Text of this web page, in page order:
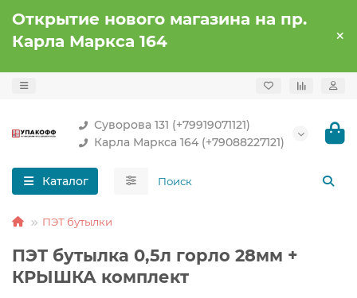
Открытие нового магазина на пр.
Карла Маркса 164
Суворова 131 (+79919071121)
Карла Маркса 164 (+79088227121)
Каталог
ПЭТ бутылки
ПЭТ бутылка 0,5л горло 28мм +
КРЫШКА комплект